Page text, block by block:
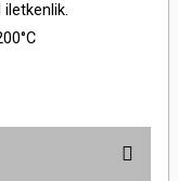
iletkenlik.